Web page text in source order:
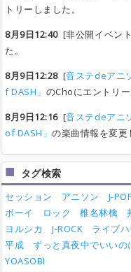
トリーしました。
8月9日12:40[非公開イベン
た。
8月9日12:28[音ステdeアニ
f DASH」 のChoにエントリー
8月9日12:16[音ステdeアニ
of DASH」の楽曲情報を変更
タグ検索
セッション アニソン J-
ボーイ
ロック 椎名林檎
ヨルシカ
J-ROCK ライブ
平成
ずっと真夜中でいいの
YOASOBI